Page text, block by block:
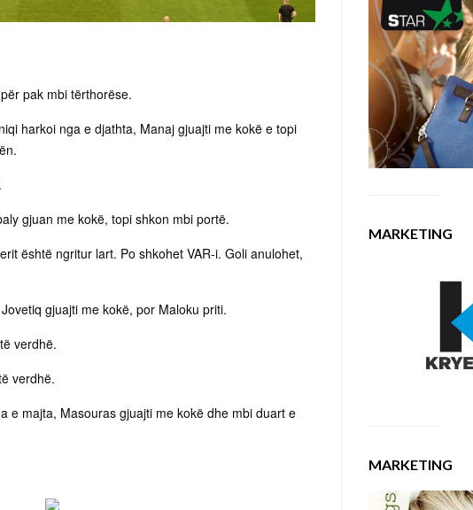
pak mbi tërthorëse.
harkoi nga e djathta, Manaj gjuajti me kokë e topi
gjuan me kokë, topi shkon mbi portë.
është ngritur lart. Po shkohet VAR-i. Goli anulohet,
gjuajti me kokë, por Maloku priti.
verdhë.
verdhë.
e majta, Masouras gjuajti me kokë dhe mbi duart e
MARKETING
MARKETING